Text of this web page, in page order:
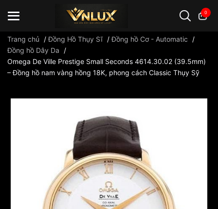
0
Đồng hồ casio đồng hồ G-Shock đồng hồ Orient ...
Trang chủ /Đồng Hồ Thụy Sĩ /Đồng hồ Cơ - Automatic
/
Đồng hồ Dây Da
/
Omega De Ville Prestige Small Seconds 4614.30.02 (39.5mm)
– Đồng hồ nam vàng hồng 18K, phong cách Classic Thụy Sỹ